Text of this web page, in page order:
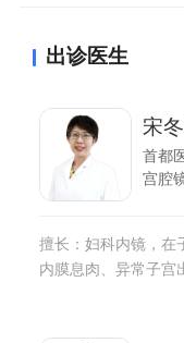
颈内口进入宫腔和
出诊医生
宋
首都
宫腔
擅长：妇科内镜，在
内膜息肉、异常子宫